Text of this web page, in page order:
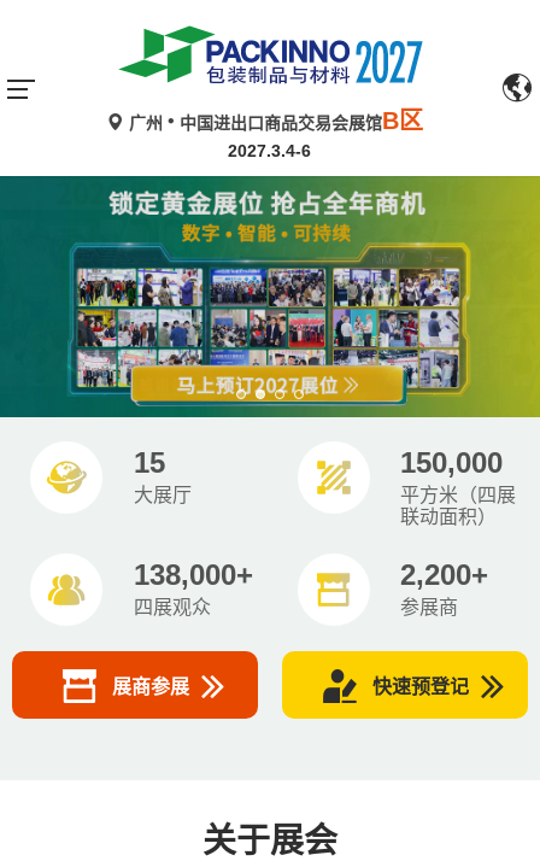
广州 中国进出口商品交易会展馆B区
2027.3.4-6
15
大展厅
150,000
平方米（四展
联动面积）
138,000+
四展观众
2,200+
参展商
展商参展 快速预登记
关于展会